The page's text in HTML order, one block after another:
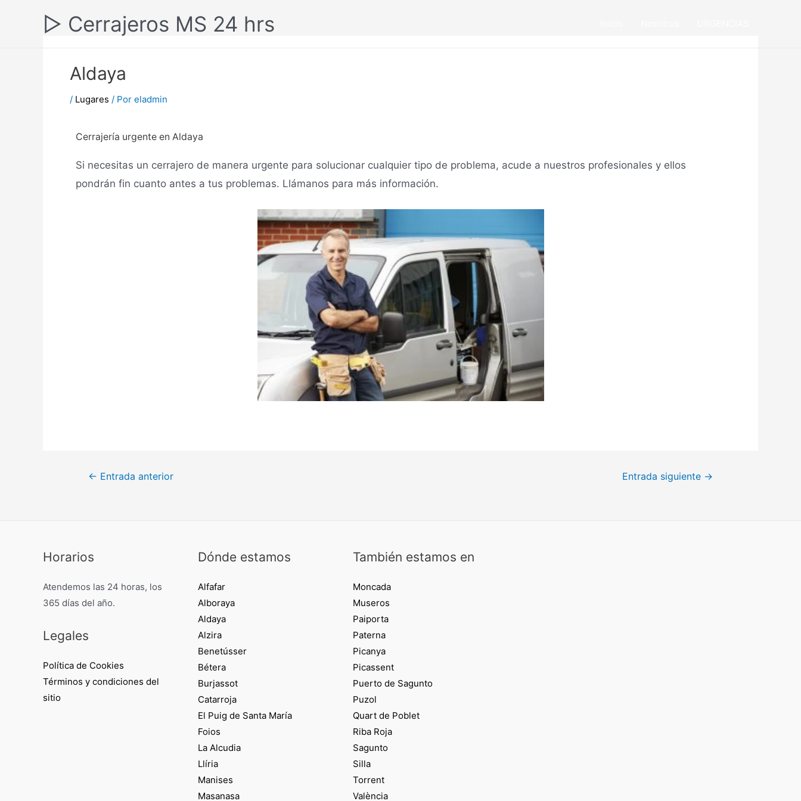
▷ Cerrajeros MS 24 hrs
Aldaya
/ Lugares / Por eladmin
Cerrajería urgente en Aldaya
Si necesitas un cerrajero de manera urgente para solucionar cualquier tipo de problema, acude a nuestros profesionales y ellos
pondrán fin cuanto antes a tus problemas. Llámanos para más información.
← Entrada anterior Entrada siguiente →
Horarios
Atendemos las 24 horas, los
365 días del año.
Legales
Política de Cookies
Términos y condiciones del
sitio
Dónde estamos
Alfafar
Alboraya
Aldaya
Alzira
Benetússer
Bétera
Burjassot
Catarroja
El Puig de Santa María
Foios
La Alcudia
Llíria
Manises
Masanasa
También estamos en
Moncada
Museros
Paiporta
Paterna
Picanya
Picassent
Puerto de Sagunto
Puzol
Quart de Poblet
Riba Roja
Sagunto
Silla
Torrent
València